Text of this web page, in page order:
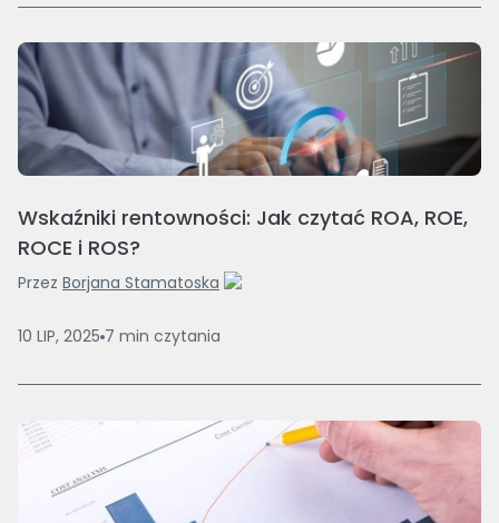
Wskaźniki rentowności: Jak czytać ROA, ROE,
ROCE i ROS?
Przez Borjana Stamatoska
10 LIP, 2025 7 min czytania